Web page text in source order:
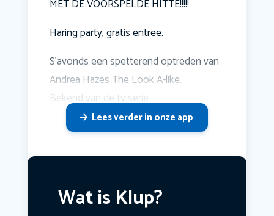
MET DE VOORSPELDE HITTE!!!!!
Haring party, gratis entree.
S'avonds een spetterend optreden van
Andrea Hazes The Look A-like.
Bekend van de tv serie
Lees verder in onze app
Wat is Klup?